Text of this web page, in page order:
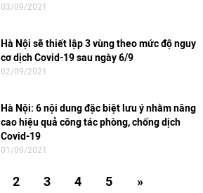
03/09/2021
Hà Nội sẽ thiết lập 3 vùng theo mức độ nguy
cơ dịch Covid-19 sau ngày 6/9
02/09/2021
Hà Nội: 6 nội dung đặc biệt lưu ý nhằm nâng
cao hiệu quả công tác phòng, chống dịch
Covid-19
01/09/2021
2 3 4 5 »